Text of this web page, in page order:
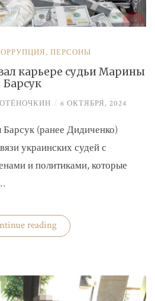
, ПЕРСОНЫ
карьере судьи Марины
Барсук
/ 6 ОКТЯБРЯ, 2024
(ранее Дидиченко)
украинских судей с
и политиками, которые
reading«Кто
поспособствовал
Барсук»